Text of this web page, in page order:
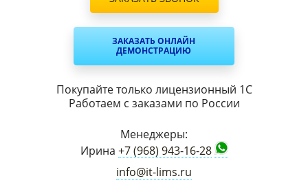
ЗАКАЗАТЬ ОНЛАЙН
ДЕМОНСТРАЦИЮ
Покупайте только лицензионный 1С
Работаем с заказами по России
Менеджеры:
Ирина +7 (968) 943-16-28
info@it-lims.ru